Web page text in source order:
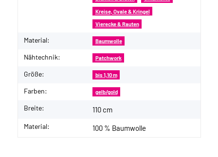
Kreise, Ovale & Kringel
Vierecke & Rauten
Material: Baumwolle
Nähtechnik: Patchwork
Größe: bis 1,10 m
Farben: gelb/gold
Breite: 110 cm
Material: 100 % Baumwolle